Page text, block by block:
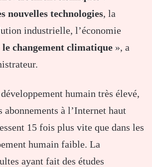
nouvelles technologies, la
industrielle, l’économie
le changement climatique », a
humain très élevé,
abonnements à l’Internet haut
15 fois plus vite que dans les
humain faible. La
ayant fait des études